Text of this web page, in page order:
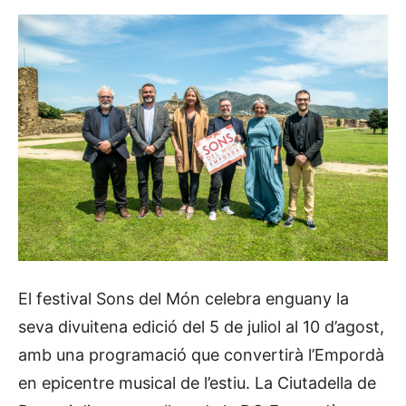
El festival Sons del Món celebra enguany la
seva divuitena edició del 5 de juliol al 10 d’agost,
amb una programació que convertirà l’Empordà
en epicentre musical de l’estiu. La Ciutadella de